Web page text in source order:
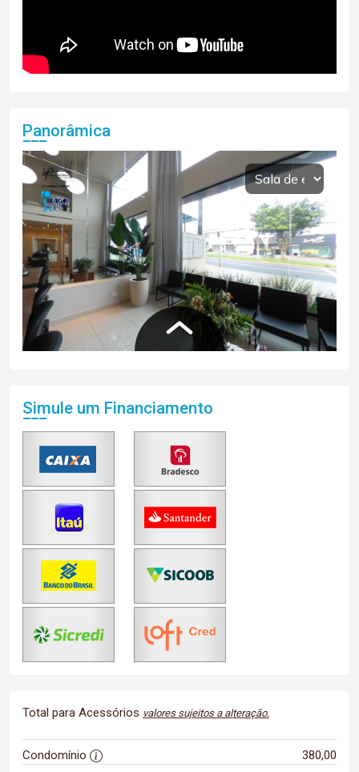
Panorâmica
Simule um Financiamento
Total para Acessórios valores sujeitos a alteração.
Condomínio
380,00